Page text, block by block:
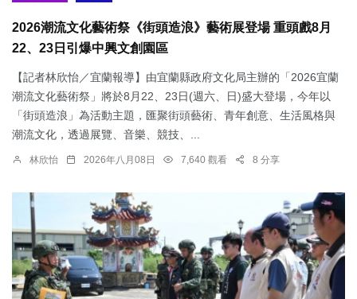
2026潮流文化藝術祭《街頭造浪》藝術展登場 重頭戲8月
22、23日引爆中興文創園區
【記者林欣怡／宜蘭報導】由宜蘭縣政府文化局主辦的「2026宜蘭
潮流文化藝術祭」將於8月22、23日(週六、日)盛大登場，今年以
「街頭造浪」為活動主題，匯聚街頭藝術、青年創意、生活風格與
潮流文化，透過展覽、音樂、競技、...
林欣怡 2026年八月08日 7,640 觀看 8 分享